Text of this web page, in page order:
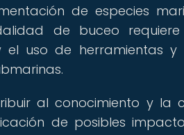
de especies
de buceo
el uso de herramientas
al conocimiento y la
de posibles